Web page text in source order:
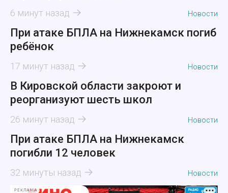
6 минут назад Новости
При атаке БПЛА на Нижнекамск погиб
ребёнок
17 минут назад Новости
В Кировской области закроют и
реорганизуют шесть школ
26 минут назад Новости
При атаке БПЛА на Нижнекамск
погибли 12 человек
32 минуты назад Новости
РЕКЛАМА